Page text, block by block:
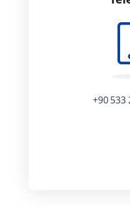
+90 533